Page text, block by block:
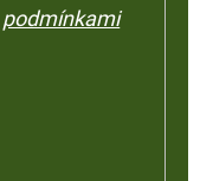
podmínkami